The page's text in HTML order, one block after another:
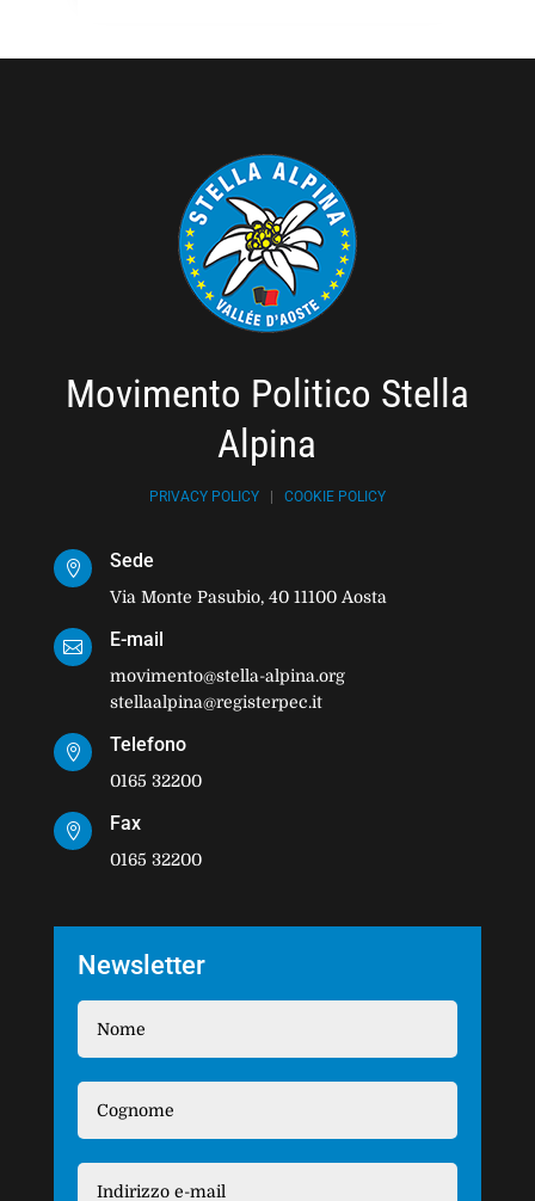
Movimento Politico Stella
Alpina
PRIVACY POLICY| COOKIE POLICY
 Sede
Via Monte Pasubio, 40 11100 Aosta
 E-mail
movimento@stella-alpina.org
stellaalpina@registerpec.it
 Telefono
0165 32200
 Fax
0165 32200
Newsletter